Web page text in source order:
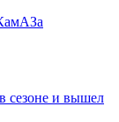
сезоне и вышел